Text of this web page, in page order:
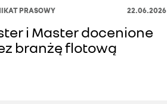
PRASOWY 22.06.2026
i Master docenione
branżę flotową